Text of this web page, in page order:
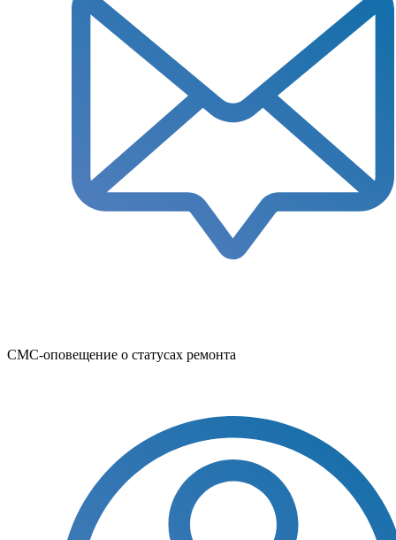
СМС-оповещение о статусах ремонта